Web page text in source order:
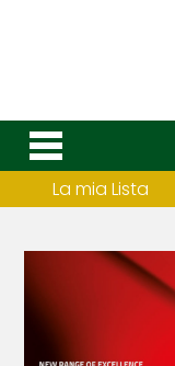
La mia Lista